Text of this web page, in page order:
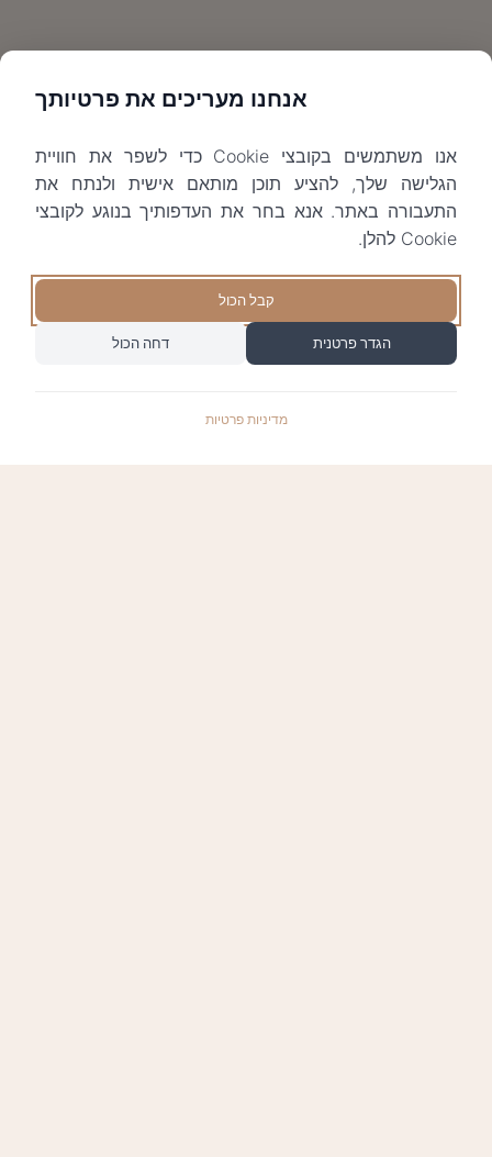
אנחנו מעריכים את פרטיותך
אנו משתמשים בקובצי Cookie כדי לשפר את חוויית
הגלישה שלך, להציע תוכן מותאם אישית ולנתח את
התעבורה באתר. אנא בחר את העדפותיך בנוגע לקובצי
Cookie להלן.
קבל הכול
הגדר פרטנית דחה הכול
מדיניות פרטיות